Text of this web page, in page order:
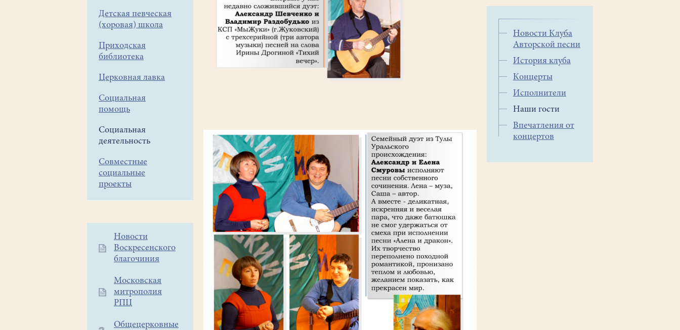
Детская певческая
(хоровая) школа
Приходская
библиотека
Церковная лавка
Социальная
помощь
Социальная
деятельность
Совместные
социальные
проекты
Дополнительное
меню
Новости
Воскресенского
благочиния
Московская
митрополия
РПЦ
Общецерковные
Новости Клуба
Авторской песни
История клуба
Концерты
Исполнители
Наши гости
Впечатления от
концертов